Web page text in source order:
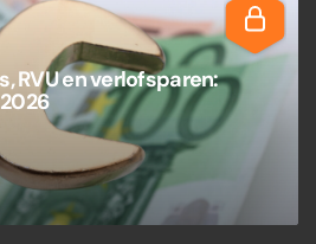
RVU en verlofsparen: